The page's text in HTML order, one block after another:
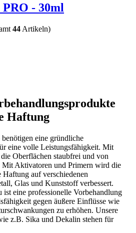
- 30ml
44 Artikeln)
Haftung
eine gründliche
eine volle Leistungsfähigkeit. Mit
Oberflächen staubfrei und von
Mit Aktivatoren und Primern wird die
auf verschiedenen
Glas und Kunststoff verbessert.
ist eine professionelle Vorbehandlung
gegen äußere Einflüsse wie
zu erhöhen. Unsere
z.B. Sika und Dekalin stehen für